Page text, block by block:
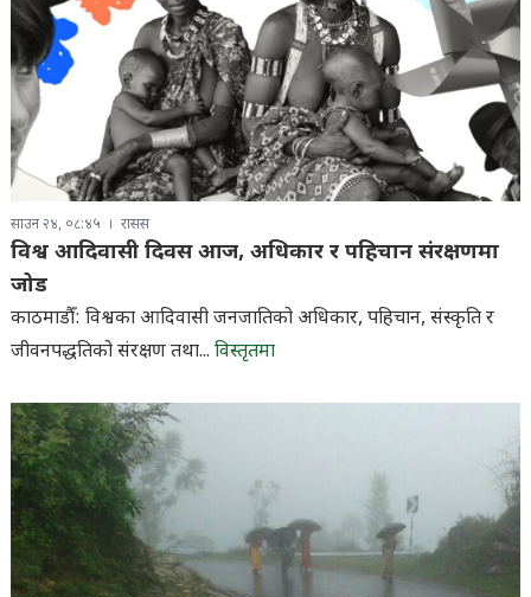
साउन २४, ०८:४५ रासस
विश्व आदिवासी दिवस आज, अधिकार र पहिचान संरक्षणमा
जोड
काठमाडौँ: विश्वका आदिवासी जनजातिको अधिकार, पहिचान, संस्कृति र
जीवनपद्धतिको संरक्षण तथा... विस्तृतमा